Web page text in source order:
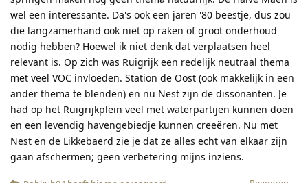
wel een interessante. Da's ook een jaren '80 beestje, dus zou
die langzamerhand ook niet op raken of groot onderhoud
nodig hebben? Hoewel ik niet denk dat verplaatsen heel
relevant is. Op zich was Ruigrijk een redelijk neutraal thema
met veel VOC invloeden. Station de Oost (ook makkelijk in een
ander thema te blenden) en nu Nest zijn de dissonanten. Je
had op het Ruigrijkplein veel met waterpartijen kunnen doen
en een levendig havengebiedje kunnen creeëren. Nu met
Nest en de Likkebaerd zie je dat ze alles echt van elkaar zijn
gaan afschermen; geen verbetering mijns inziens.